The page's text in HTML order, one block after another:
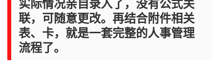
实际情况亲自录入了，没有公式关
联，可随意更改。再结合附件相关
表、卡，就是一套完整的人事管理
流程了。